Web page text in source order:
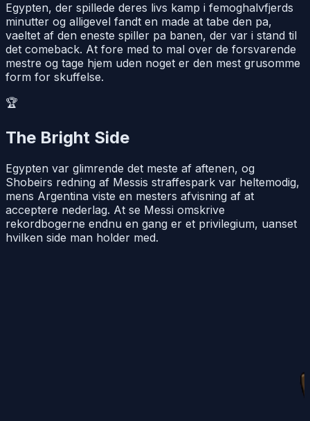
Egypten, der spillede deres livs kamp i femoghalvfjerds
minutter og alligevel fandt en made at tabe den pa,
vaeltet af den eneste spiller pa banen, der var i stand til
det comeback. At fore med to mal over de forsvarende
mestre og tage hjem uden noget er den mest grusomme
form for skuffelse.
🏆
The Bright Side
Egypten var glimrende det meste af aftenen, og
Shobeirs redning af Messis straffespark var heltemodig,
mens Argentina viste en mesters afvisning af at
acceptere nederlag. At se Messi omskrive
rekordbogerne endnu en gang er et privilegium, uanset
hvilken side man holder med.